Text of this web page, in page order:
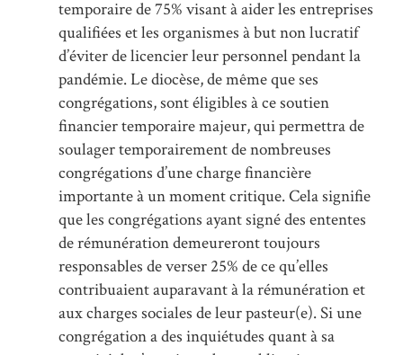
temporaire de 75% visant à aider les entreprises
qualifiées et les organismes à but non lucratif
d’éviter de licencier leur personnel pendant la
pandémie. Le diocèse, de même que ses
congrégations, sont éligibles à ce soutien
financier temporaire majeur, qui permettra de
soulager temporairement de nombreuses
congrégations d’une charge financière
importante à un moment critique. Cela signifie
que les congrégations ayant signé des ententes
de rémunération demeureront toujours
responsables de verser 25% de ce qu’elles
contribuaient auparavant à la rémunération et
aux charges sociales de leur pasteur(e). Si une
congrégation a des inquiétudes quant à sa